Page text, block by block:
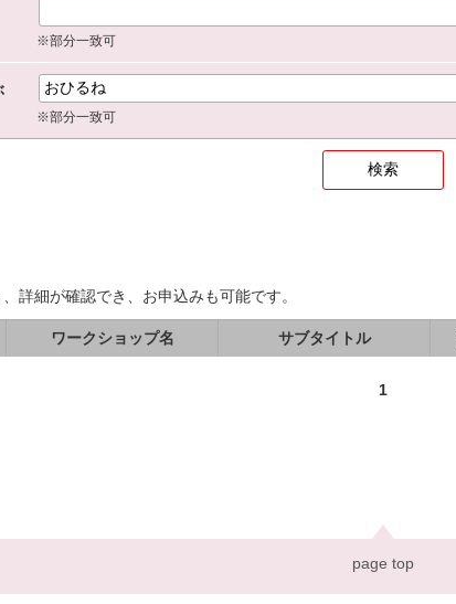
※部分一致可
※部分一致可
詳細が確認でき、お申込みも可能です。
ワークショップ名 サブタイトル
1
page top